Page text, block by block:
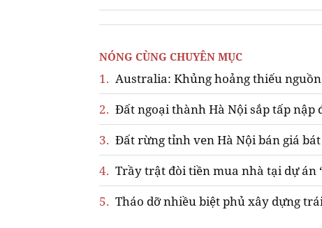
NÓNG CÙNG CHUYÊN MỤC
1. Australia: Khủng hoảng thiếu
2. Đất ngoại thành Hà Nội sắp tấp
3. Đất rừng tỉnh ven Hà Nội bán giá
4. Trầy trật đòi tiền mua nhà tại dự án
5. Tháo dỡ nhiều biệt phủ xây dựng